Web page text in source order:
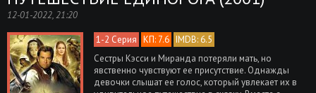
12-01-2022, 21:20
1-2 Серия КП: 7.6 IMDB: 6.5
Сестры Кэсси и Миранда потеряли мать, но
явственно чувствуют ее присутствие. Однажды
девочки слышат ее голос, который увлекает их в